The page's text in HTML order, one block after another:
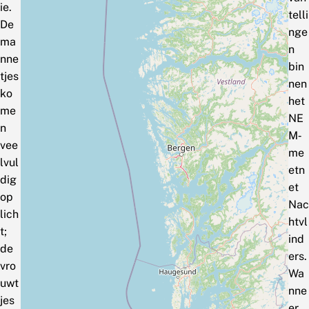
ie.
De
ma
nne
tjes
ko
me
n
vee
lvul
dig
op
lich
t;
de
vro
uwt
jes
telli
nge
n
bin
nen
het
NE
M‑
me
etn
et
Nac
htvl
ind
ers.
Wa
nne